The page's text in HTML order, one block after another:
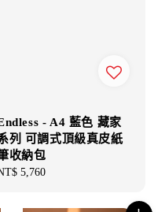
- A4 藍色 藏家
列 可調式頂級真皮紙
收納包
5,760